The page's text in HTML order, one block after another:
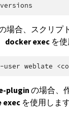
場合、スクリプ
docker exec を
user weblate
pluginの場合、
exec を使用しま